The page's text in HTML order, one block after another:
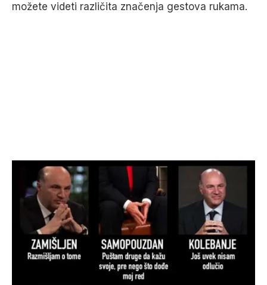
možete videti različita značenja gestova rukama.